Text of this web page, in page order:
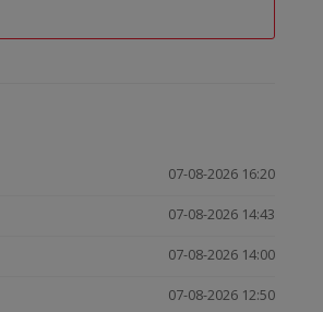
07-08-2026 16:20
07-08-2026 14:43
07-08-2026 14:00
07-08-2026 12:50